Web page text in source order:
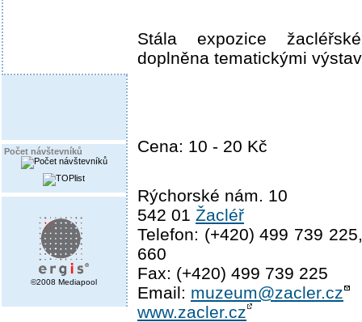
Počet návštevníků
©2008 Mediapool
Stála expozice
doplněna tematickými
Cena: 10 - 20 Kč
Rýchorské nám. 10
542 01 Žacléř
Telefon: (+420) 499 739
660
Fax: (+420) 499 739 225
Email: muzeum@zacler.cz
www.zacler.cz